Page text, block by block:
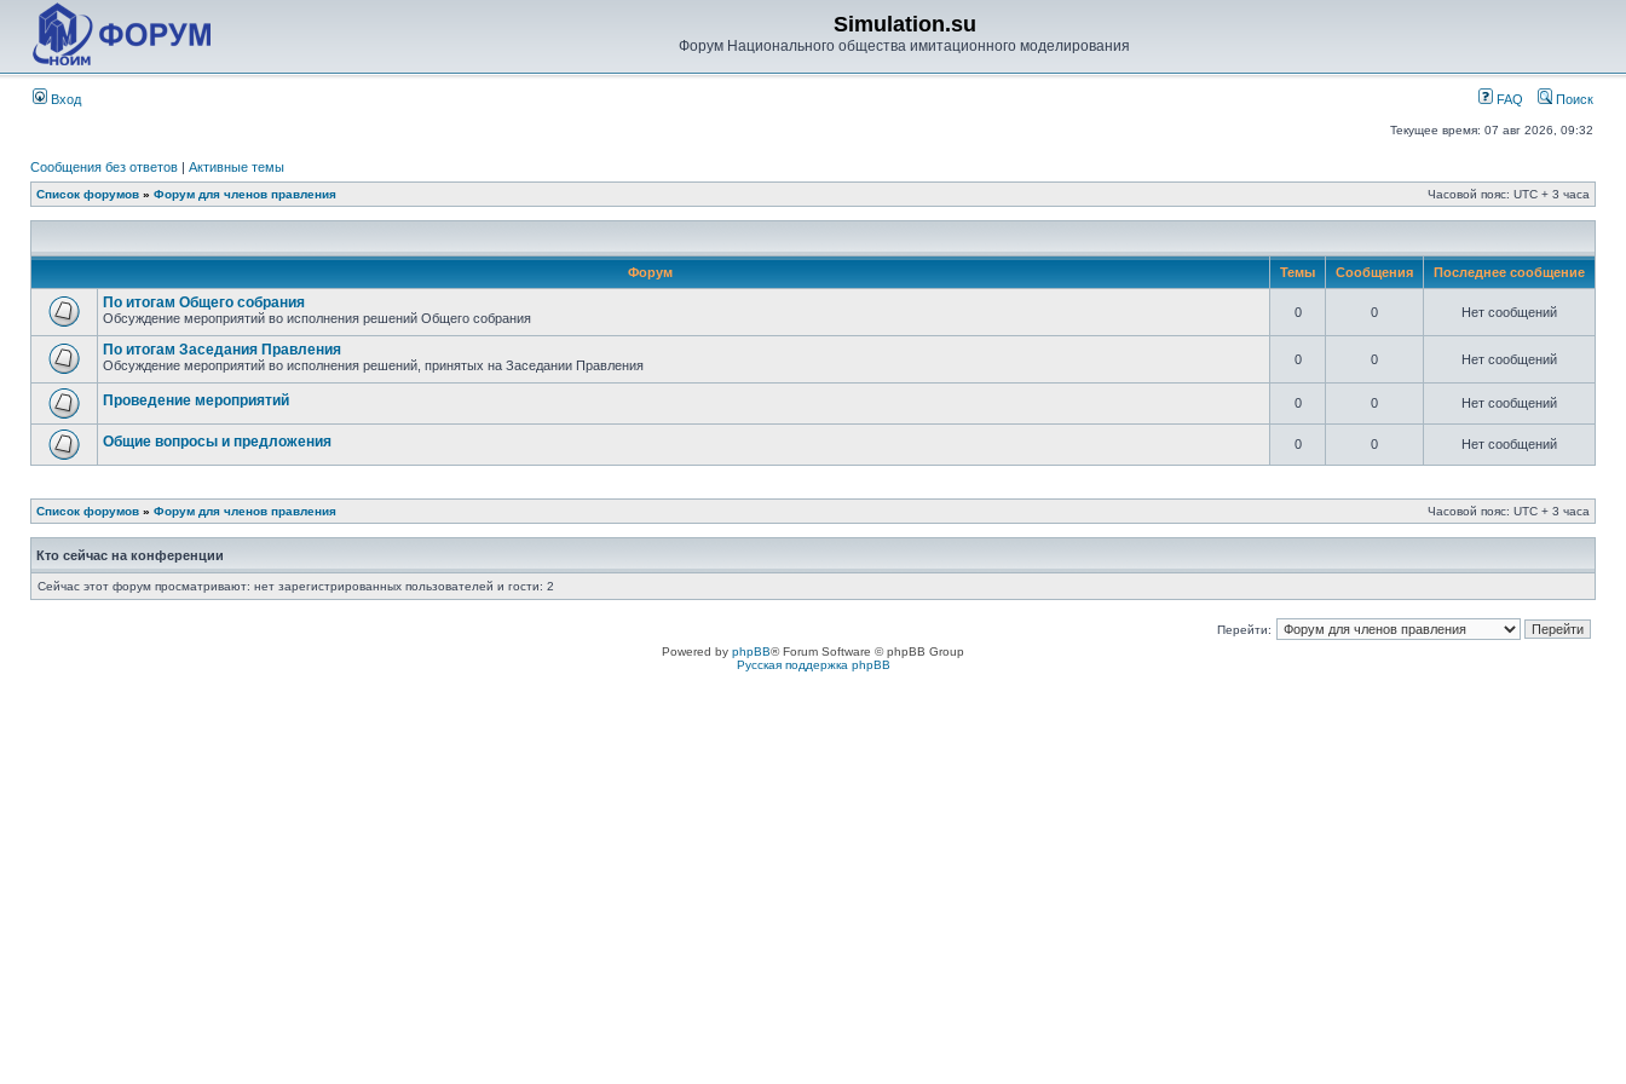
Simulation.su
Форум Национального общества имитационного моделирования
Вход FAQ Поиск
Текущее время: 07 авг 2026, 09:32
Сообщения без ответов | Активные темы
Список форумов » Форум для членов правления Часовой пояс: UTC + 3 часа
Форум Темы Сообщения Последнее сообщение
По итогам Общего собрания
Обсуждение мероприятий во исполнения решений Общего собрания 0 0 Нет сообщений
По итогам Заседания Правления
Обсуждение мероприятий во исполнения решений, принятых на Заседании Правления 0 0 Нет сообщений
Проведение мероприятий 0 0 Нет сообщений
Общие вопросы и предложения 0 0 Нет сообщений
Список форумов » Форум для членов правления Часовой пояс: UTC + 3 часа
Кто сейчас на конференции
Сейчас этот форум просматривают: нет зарегистрированных пользователей и гости: 2
Перейти:
Powered by phpBB® Forum Software © phpBB Group
Русская поддержка phpBB